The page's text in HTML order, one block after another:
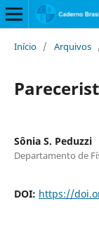
Início / Arquivos
Sônia S. Peduzzi
Departamento de
DOI: https://